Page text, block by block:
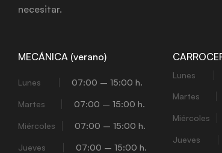
necesitar.
MECÁNICA (verano)
Lunes 07:00 – 15:00 h.
Martes 07:00 – 15:00 h.
Miércoles 07:00 – 15:00 h.
Jueves 07:00 – 15:00 h.
Lunes
Martes
Miércoles
Jueves